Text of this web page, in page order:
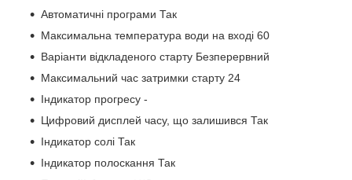
Автоматичні програми Так
Максимальна температура води на вході 60
Варіанти відкладеного старту Безперервний
Максимальний час затримки старту 24
Індикатор прогресу -
Цифровий дисплей часу, що залишився Так
Індикатор солі Так
Індикатор полоскання Так